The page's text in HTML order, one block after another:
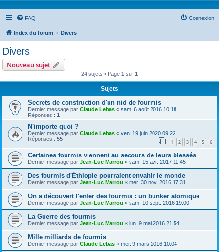
FAQ Connexion
Index du forum Divers
Divers
Nouveau sujet
24 sujets • Page 1 sur 1
Sujets
Secrets de construction d'un nid de fourmis
Dernier message par Claude Lebas « sam. 6 août 2016 10:18
Réponses : 1
N'importe quoi ?
Dernier message par Claude Lebas « ven. 19 juin 2020 09:22
Réponses : 55 1 2 3 4 5 6
Certaines fourmis viennent au secours de leurs blessés
Dernier message par Jean-Luc Marrou « sam. 15 avr. 2017 11:45
Des fourmis d'Éthiopie pourraient envahir le monde
Dernier message par Jean-Luc Marrou « mer. 30 nov. 2016 17:31
On a découvert l'enfer des fourmis : un bunker atomique
Dernier message par Jean-Luc Marrou « sam. 10 sept. 2016 19:00
La Guerre des fourmis
Dernier message par Jean-Luc Marrou « lun. 9 mai 2016 21:54
Mille milliards de fourmis
Dernier message par Claude Lebas « mer. 9 mars 2016 10:04